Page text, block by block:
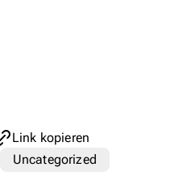
Link kopieren
Uncategorized